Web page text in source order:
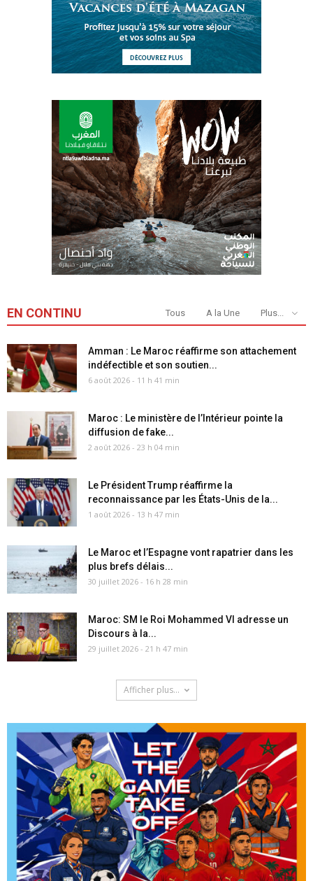
EN CONTINU Tous A la Une Plus...
Amman : Le Maroc réaffirme son attachement
indéfectible et son soutien...
6 août 2026 - 11 h 41 min
Maroc : Le ministère de l’Intérieur pointe la
diffusion de fake...
2 août 2026 - 23 h 04 min
Le Président Trump réaffirme la
reconnaissance par les États-Unis de la...
1 août 2026 - 13 h 47 min
Le Maroc et l’Espagne vont rapatrier dans les
plus brefs délais...
30 juillet 2026 - 16 h 28 min
Maroc: SM le Roi Mohammed VI adresse un
Discours à la...
29 juillet 2026 - 21 h 47 min
Afficher plus...